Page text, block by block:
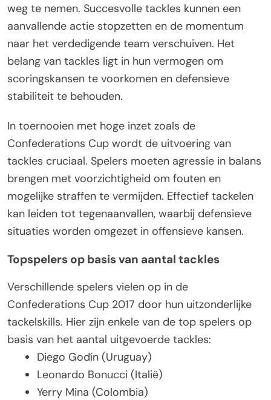
weg te nemen. Succesvolle tackles kunnen een
aanvallende actie stopzetten en de momentum
naar het verdedigende team verschuiven. Het
belang van tackles ligt in hun vermogen om
scoringskansen te voorkomen en defensieve
stabiliteit te behouden.
In toernooien met hoge inzet zoals de
Confederations Cup wordt de uitvoering van
tackles cruciaal. Spelers moeten agressie in balans
brengen met voorzichtigheid om fouten en
mogelijke straffen te vermijden. Effectief tackelen
kan leiden tot tegenaanvallen, waarbij defensieve
situaties worden omgezet in offensieve kansen.
Topspelers op basis van aantal tackles
Verschillende spelers vielen op in de
Confederations Cup 2017 door hun uitzonderlijke
tackelskills. Hier zijn enkele van de top spelers op
basis van het aantal uitgevoerde tackles:
Diego Godín (Uruguay)
Leonardo Bonucci (Italië)
Yerry Mina (Colombia)